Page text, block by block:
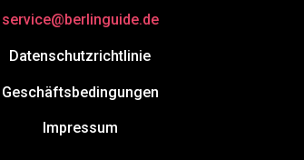
service@berlinguide.de
Datenschutzrichtlinie
Geschäftsbedingungen
Impressum